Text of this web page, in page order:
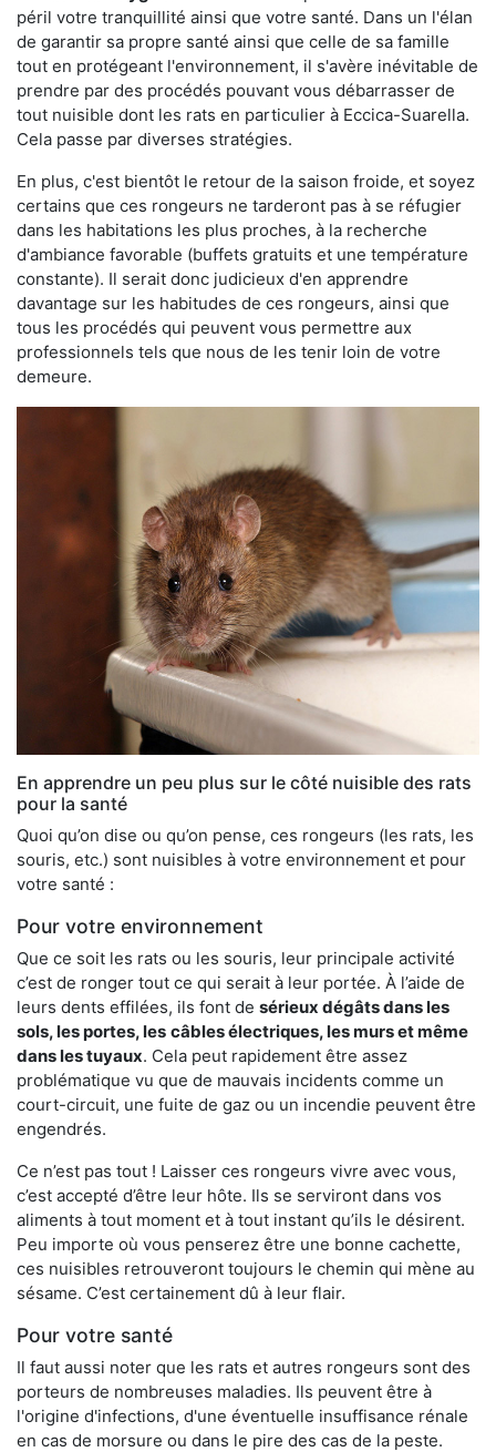
péril votre tranquillité ainsi que votre santé. Dans un l'élan
de garantir sa propre santé ainsi que celle de sa famille
tout en protégeant l'environnement, il s'avère inévitable de
prendre par des procédés pouvant vous débarrasser de
tout nuisible dont les rats en particulier à Eccica-Suarella.
Cela passe par diverses stratégies.
En plus, c'est bientôt le retour de la saison froide, et soyez
certains que ces rongeurs ne tarderont pas à se réfugier
dans les habitations les plus proches, à la recherche
d'ambiance favorable (buffets gratuits et une température
constante). Il serait donc judicieux d'en apprendre
davantage sur les habitudes de ces rongeurs, ainsi que
tous les procédés qui peuvent vous permettre aux
professionnels tels que nous de les tenir loin de votre
demeure.
En apprendre un peu plus sur le côté nuisible des rats
pour la santé
Quoi qu’on dise ou qu’on pense, ces rongeurs (les rats, les
souris, etc.) sont nuisibles à votre environnement et pour
votre santé :
Pour votre environnement
Que ce soit les rats ou les souris, leur principale activité
c’est de ronger tout ce qui serait à leur portée. À l’aide de
leurs dents effilées, ils font de sérieux dégâts dans les
sols, les portes, les câbles électriques, les murs et même
dans les tuyaux. Cela peut rapidement être assez
problématique vu que de mauvais incidents comme un
court-circuit, une fuite de gaz ou un incendie peuvent être
engendrés.
Ce n’est pas tout ! Laisser ces rongeurs vivre avec vous,
c’est accepté d’être leur hôte. Ils se serviront dans vos
aliments à tout moment et à tout instant qu’ils le désirent.
Peu importe où vous penserez être une bonne cachette,
ces nuisibles retrouveront toujours le chemin qui mène au
sésame. C’est certainement dû à leur flair.
Pour votre santé
Il faut aussi noter que les rats et autres rongeurs sont des
porteurs de nombreuses maladies. Ils peuvent être à
l'origine d'infections, d'une éventuelle insuffisance rénale
en cas de morsure ou dans le pire des cas de la peste.